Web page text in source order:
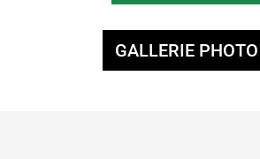
GALLERIE PHOTO